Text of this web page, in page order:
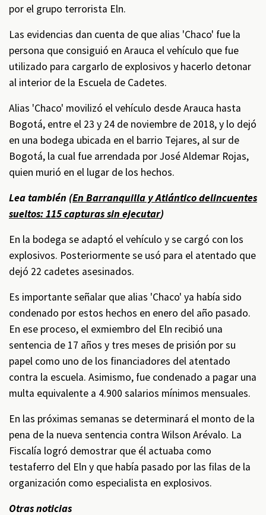
por el grupo terrorista Eln.
Las evidencias dan cuenta de que alias 'Chaco' fue la
persona que consiguió en Arauca el vehículo que fue
utilizado para cargarlo de explosivos y hacerlo detonar
al interior de la Escuela de Cadetes.
Alias 'Chaco' movilizó el vehículo desde Arauca hasta
Bogotá, entre el 23 y 24 de noviembre de 2018, y lo dejó
en una bodega ubicada en el barrio Tejares, al sur de
Bogotá, la cual fue arrendada por José Aldemar Rojas,
quien murió en el lugar de los hechos.
Lea también (En Barranquilla y Atlántico delincuentes
sueltos: 115 capturas sin ejecutar)
En la bodega se adaptó el vehículo y se cargó con los
explosivos. Posteriormente se usó para el atentado que
dejó 22 cadetes asesinados.
Es importante señalar que alias 'Chaco' ya había sido
condenado por estos hechos en enero del año pasado.
En ese proceso, el exmiembro del Eln recibió una
sentencia de 17 años y tres meses de prisión por su
papel como uno de los financiadores del atentado
contra la escuela. Asimismo, fue condenado a pagar una
multa equivalente a 4.900 salarios mínimos mensuales.
En las próximas semanas se determinará el monto de la
pena de la nueva sentencia contra Wilson Arévalo. La
Fiscalía logró demostrar que él actuaba como
testaferro del Eln y que había pasado por las filas de la
organización como especialista en explosivos.
Otras noticias